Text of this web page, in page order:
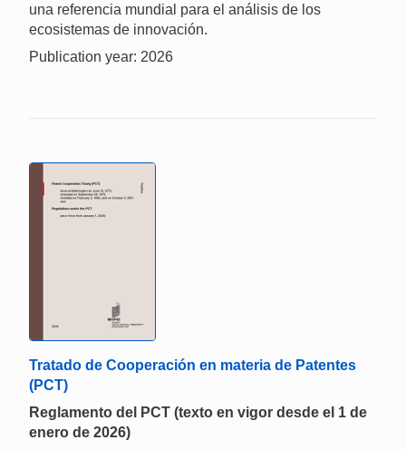
una referencia mundial para el análisis de los
ecosistemas de innovación.
Publication year: 2026
Tratado de Cooperación en materia de Patentes
(PCT)
Reglamento del PCT (texto en vigor desde el 1 de
enero de 2026)